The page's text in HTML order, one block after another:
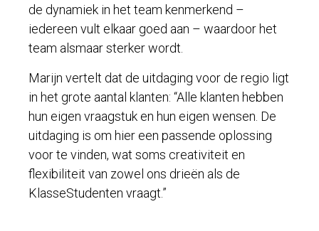
de dynamiek in het team kenmerkend –
iedereen vult elkaar goed aan – waardoor het
team alsmaar sterker wordt.
Marijn vertelt dat de uitdaging voor de regio ligt
in het grote aantal klanten: “Alle klanten hebben
hun eigen vraagstuk en hun eigen wensen. De
uitdaging is om hier een passende oplossing
voor te vinden, wat soms creativiteit en
flexibiliteit van zowel ons drieën als de
KlasseStudenten vraagt.”